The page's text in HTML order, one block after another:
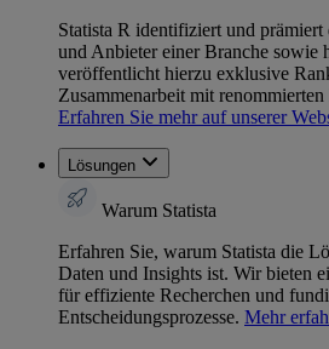
Statista R identifiziert und prämiert
und Anbieter einer Branche sowie
veröffentlicht hierzu exklusive
Zusammenarbeit mit
Erfahren Sie mehr auf unserer
Lösungen
Warum Statista
Erfahren Sie, warum Statista die
Daten und Insights ist. Wir bieten
für effiziente Recherchen und
Entscheidungsprozesse. Mehr